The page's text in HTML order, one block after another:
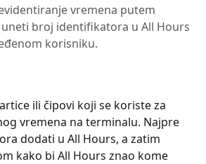
vremena putem
broj identifikatora u All Hours
korisniku.
ili čipovi koji se koriste za
vremena na terminalu. Najpre
dodati u All Hours, a zatim
kako bi All Hours znao kome